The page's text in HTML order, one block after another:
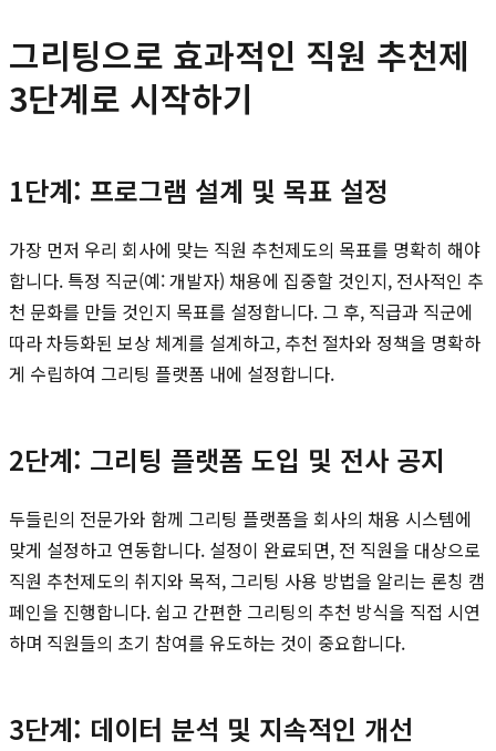
그리팅으로 효과적인 직원 추천제
3단계로 시작하기
1단계: 프로그램 설계 및 목표 설정
가장 먼저 우리 회사에 맞는 직원 추천제도의 목표를 명확히 해야
합니다. 특정 직군(예: 개발자) 채용에 집중할 것인지, 전사적인 추
천 문화를 만들 것인지 목표를 설정합니다. 그 후, 직급과 직군에
따라 차등화된 보상 체계를 설계하고, 추천 절차와 정책을 명확하
게 수립하여 그리팅 플랫폼 내에 설정합니다.
2단계: 그리팅 플랫폼 도입 및 전사 공지
두들린의 전문가와 함께 그리팅 플랫폼을 회사의 채용 시스템에
맞게 설정하고 연동합니다. 설정이 완료되면, 전 직원을 대상으로
직원 추천제도의 취지와 목적, 그리팅 사용 방법을 알리는 론칭 캠
페인을 진행합니다. 쉽고 간편한 그리팅의 추천 방식을 직접 시연
하며 직원들의 초기 참여를 유도하는 것이 중요합니다.
3단계: 데이터 분석 및 지속적인 개선